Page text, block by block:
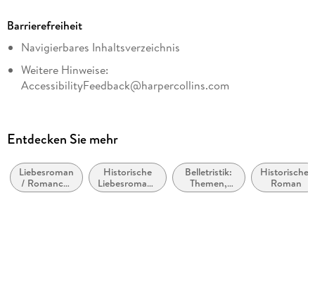
Reihe
CORA Verlag
Autor/Autorin
Virginia Heath
Gisela Grätz
CORA Verlag
Kopierschutz
Barrierefreiheit
Navigierbares Inhaltsverzeichnis
Weitere Hinweise:
AccessibilityFeedback@harpercollins.com
Entdecken Sie mehr
Liebesroman
/ Romance:
Wholesome
Historische
Liebesromane
/ Romance
Belletristik:
Themen,
Stoffe,
Historischer
Roman